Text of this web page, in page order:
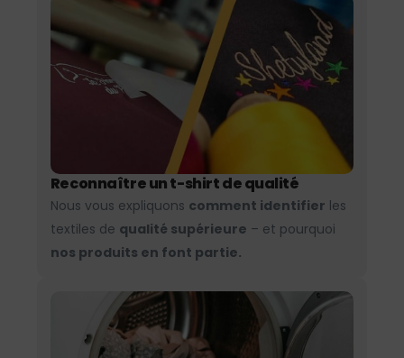
Reconnaître un t-shirt de qualité
Nous vous expliquons comment identifier les
textiles de qualité supérieure – et pourquoi
nos produits en font partie.